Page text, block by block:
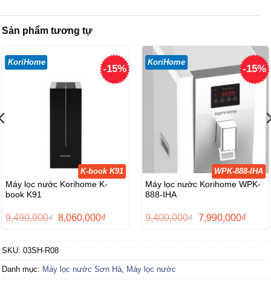
Sản phẩm tương tự
-15%
KoriHome
K-book K91
Máy lọc nước Korihome K-
book K91
9,490,000₫ Giá
9,490,000₫.
8,060,000₫
là:
-15%
KoriHome
WPK-888-IHA
Máy lọc nước Korihome WPK-
888-IHA
9,400,000₫ Giá
9,400,000₫.
7,990,000₫Giá
là:
SKU: 03SH-R08
Danh mục: Máy lọc nước Sơn Hà, Máy lọc nước